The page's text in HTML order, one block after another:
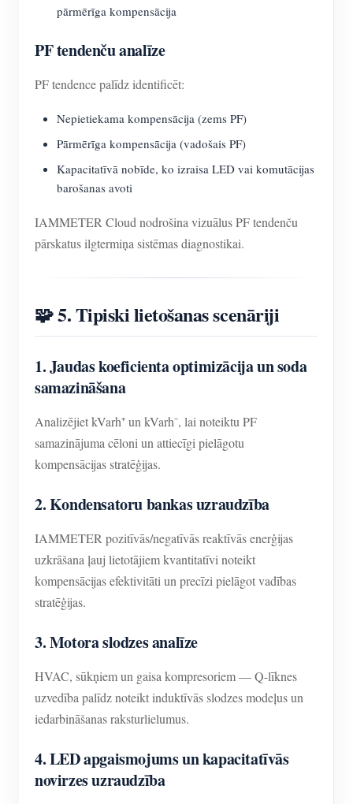
pārmērīga kompensācija
PF tendenču analīze
PF tendence palīdz identificēt:
Nepietiekama kompensācija (zems PF)
Pārmērīga kompensācija (vadošais PF)
Kapacitatīvā nobīde, ko izraisa LED vai komutācijas
barošanas avoti
IAMMETER Cloud nodrošina vizuālus PF tendenču
pārskatus ilgtermiņa sistēmas diagnostikai.
🧩 5. Tipiski lietošanas scenāriji
1. Jaudas koeficienta optimizācija un soda
samazināšana
Analizējiet kVarh⁺ un kVarh⁻, lai noteiktu PF
samazinājuma cēloni un attiecīgi pielāgotu
kompensācijas stratēģijas.
2. Kondensatoru bankas uzraudzība
IAMMETER pozitīvās/negatīvās reaktīvās enerģijas
uzkrāšana ļauj lietotājiem kvantitatīvi noteikt
kompensācijas efektivitāti un precīzi pielāgot vadības
stratēģijas.
3. Motora slodzes analīze
HVAC, sūkņiem un gaisa kompresoriem — Q-līknes
uzvedība palīdz noteikt induktīvās slodzes modeļus un
iedarbināšanas raksturlielumus.
4. LED apgaismojums un kapacitatīvās
novirzes uzraudzība